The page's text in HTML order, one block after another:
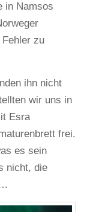
in Namsos
zu
ihn nicht
wir uns in
Esra
frei.
es sein
nicht, die